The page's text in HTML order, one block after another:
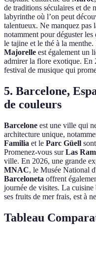
de traditions séculaires et de
labyrinthe où l’on peut
talentueux. Ne manquez pas
notamment pour déguster
le tajine et le thé à la
Majorelle est également un
admirer la flore exotique. En
festival de musique qui
5. Barcelone,
de couleurs
Barcelone est une ville qui
architecture unique,
Familia et le Parc Güell
Promenez-vous surLas
ville. En 2026, une grande
MNAC, le Musée National
Barceloneta offrent
journée de visites. La cuisine
ses fruits de mer frais, est à
Tableau